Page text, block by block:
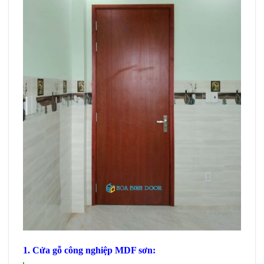
1. Cửa gỗ công nghiệp MDF sơn: